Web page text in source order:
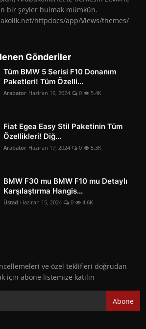
bir şeyler bulmak mümkün.
httpdocs/app/Views/themes/
Gönderiler
Tüm BMW 5 Serisi F10 Donanım
Paketleri! Tüm Özelli...
Arabator Haziran 16, 2024 0 5.4K
Fiat Egea Easy Stil Paketinin Tüm
Özellikleri! Diğ...
Arabator Haziran 17, 2024 0 5.3K
BMW F30 mu BMW F10 mu Detaylı
Karşılaştırma Hangis...
Üstad Haziran 15, 2024 0 4.6K
ve özel teklifleri doğrudan
için abone listemize katılın
Abone